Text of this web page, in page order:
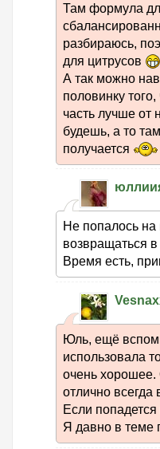
Там формула
разбираюсь,
для цитрусов
А так можно
половинку
часть лучше от
будешь, а то
получается
Не попалось на
возвращаться
Время есть,
Юль, ещё
использовала
очень
отлично
Если попадется
Я давно в теме